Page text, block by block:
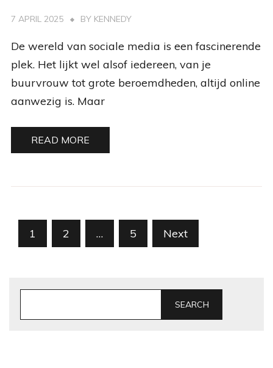
7 APRIL 2025 BY KENNEDY
De wereld van sociale media is een fascinerende
plek. Het lijkt wel alsof iedereen, van je
buurvrouw tot grote beroemdheden, altijd online
aanwezig is. Maar
READ MORE
Posts
1 2 … 5 Next
SEARCH